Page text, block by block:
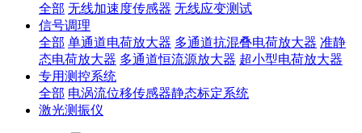
全部 无线加速度传感器 无线应变测试
信号调理
全部 单通道电荷放大器 多通道抗混叠电荷放大器 准静
态电荷放大器 多通道恒流源放大器 超小型电荷放大器
专用测控系统
全部 电涡流位移传感器静态标定系统
激光测振仪